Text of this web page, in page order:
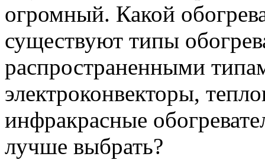
огромный. Какой
существуют типы
распространенными
электроконвекторы,
инфракрасные
лучше выбрать?